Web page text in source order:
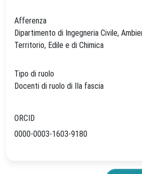
Afferenza
Dipartimento di Ingegneria Civile,
Territorio, Edile e di Chimica
Tipo di ruolo
Docenti di ruolo di IIa fascia
ORCID
0000-0003-1603-9180